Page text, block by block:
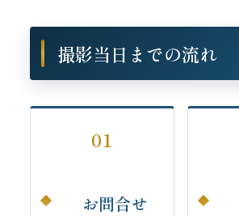
撮影当日までの流れ
01
お問合せ